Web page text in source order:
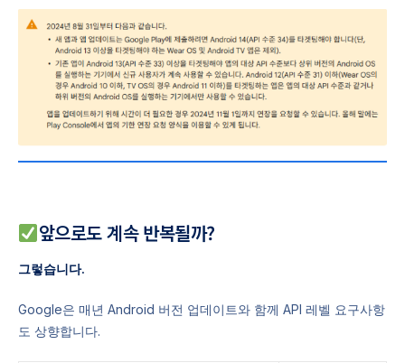
앞으로도 계속 반복될까?
그렇습니다.
Google은 매년 Android 버전 업데이트와 함께 API 레벨 요구사항
도 상향합니다.